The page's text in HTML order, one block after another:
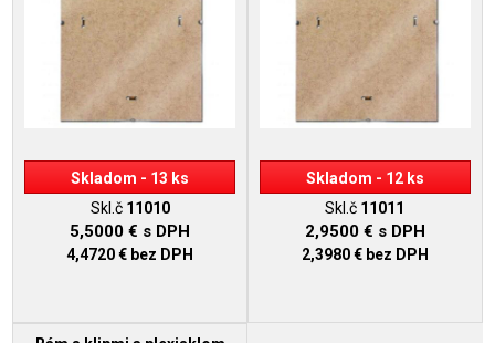
Skladom - 13 ks
Skl.č 11010
5,5000 € s DPH
4,4720 € bez DPH
Skladom - 12 ks
Skl.č 11011
2,9500 € s DPH
2,3980 € bez DPH